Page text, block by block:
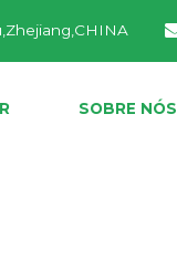
SOBRE NÓS